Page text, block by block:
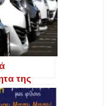
της
και τα
που